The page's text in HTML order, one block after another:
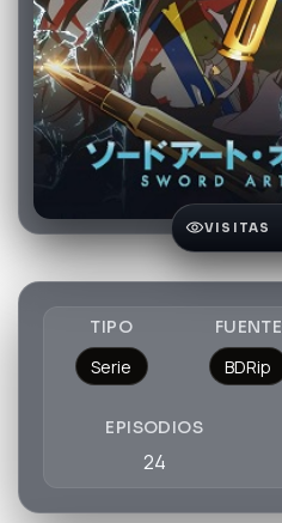
VISITAS
TIPO
Serie
FUENTE
BDRip
EPISODIOS
24